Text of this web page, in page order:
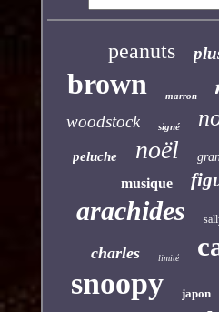
peanuts
brown
marron
woodstock signé
peluche noël
musique
arachides
charles limité
snoopy japon